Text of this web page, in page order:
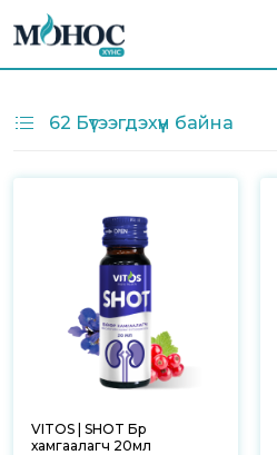
62 Бүтээгдэхүүн байна
VITOS | SHOT Бөөр
хамгаалагч 20мл